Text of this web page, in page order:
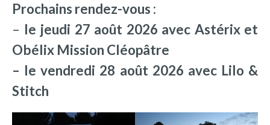
Prochains rendez-vous :
– le jeudi 27 août 2026 avec Astérix et
Obélix Mission Cléopâtre
– le vendredi 28 août 2026 avec Lilo &
Stitch